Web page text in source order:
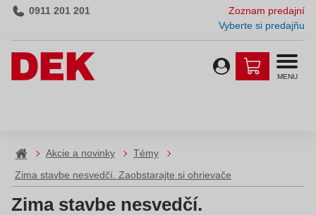
0911 201 201
Zoznam predajní
Vyberte si predajňu
MENU
Akcie a novinky
Témy
Zima stavbe nesvedčí. Zaobstarajte si ohrievače
Zima stavbe nesvedčí.